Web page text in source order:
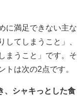
に満足できない主な
してしまうこと」、
まうこと」です。そ
トは次の2点です。
、シャキっとした食